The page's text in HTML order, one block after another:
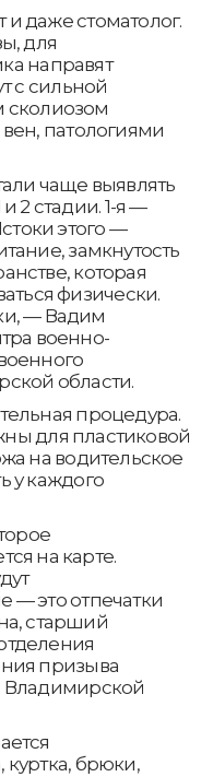
и даже стоматолог.
для
направят
с сильной
сколиозом
патологиями
чаще выявлять
2 стадии. 1-я —
этого —
замкнутость
которая
физически.
— Вадим
военно-
области.
процедура.
для пластиковой
на водительское
у каждого
на карте.
— это отпечатки
старший
призыва
Владимирской
брюки,